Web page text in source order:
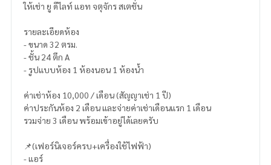
ให้เช่า ยู ดีไลท์ แอท จตุจักร สเตชั่น
รายละเอียดห้อง
- ขนาด 32 ตรม.
- ชั้น 24 ตึก A
- รูปแบบห้อง 1 ห้องนอน 1 ห้องน้ำ
ค่าเช่าห้อง 10,000 / เดือน (สัญญาเช่า 1 ปี)
ค่าประกันห้อง 2 เดือน และจ่ายค่าเช่าเดือนแรก 1 เดือน
รวมจ่าย 3 เดือน พร้อมเข้าอยู่ได้เลยครับ
📌(เฟอร์นิเจอร์ครบ+เครื่องใช้ไฟฟ้า)
- แอร์